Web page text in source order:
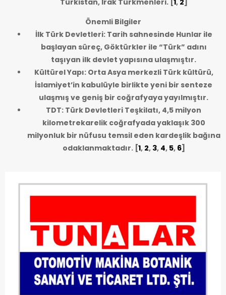
Türkistan, Irak Türkmenleri.[1, 2]
Önemli Bilgiler
İlk Türk Devletleri: Tarih sahnesinde Hunlar ile
başlayan süreç, Göktürkler ile “Türk” adını
taşıyan ilk devlet yapısına ulaşmıştır.
Kültürel Yapı: Orta Asya merkezli Türk kültürü,
İslamiyet’in kabulüyle birlikte yeni bir senteze
ulaşmış ve geniş bir coğrafyaya yayılmıştır.
TDT: Türk Devletleri Teşkilatı, 4,5 milyon
kilometrekarelik coğrafyada yaklaşık 300
milyonluk bir nüfusu temsil eden kardeşlik bağına
odaklanmaktadır.[1, 2, 3, 4, 5, 6]